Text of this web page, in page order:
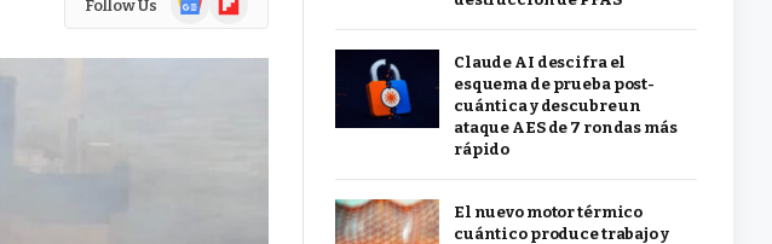
Follow Us
Claude AI descifra el
esquema de prueba post-
cuántica y descubre un
ataque AES de 7 rondas más
rápido
El nuevo motor térmico
cuántico produce trabajo y